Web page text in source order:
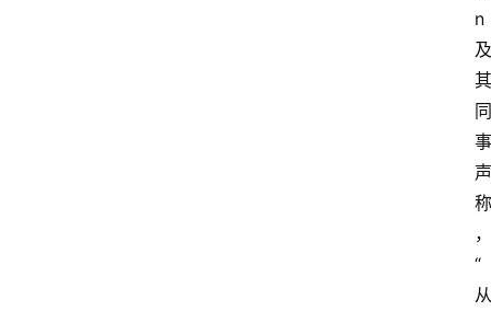
n
及
其
同
事
声
称
，
“
从